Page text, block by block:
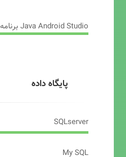
Java Android Studio برنامه نویسی اندروید
پایگاه داده
SQLserver
My SQL